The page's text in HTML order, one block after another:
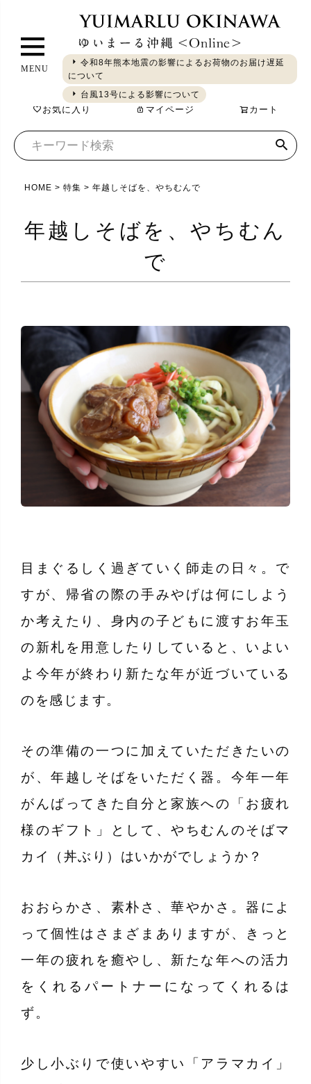
MENU
令和8年熊本地震の影響によるお荷物のお届け遅延
について
台風13号による影響について
やちむん 琉球ガラス シーサー 染織 食品
お気に入り マイページ カート
HOME 特集 年越しそばを、やちむんで
年越しそばを、やちむん
で
目まぐるしく過ぎていく師走の日々。で
すが、帰省の際の手みやげは何にしよう
か考えたり、身内の子どもに渡すお年玉
の新札を用意したりしていると、いよい
よ今年が終わり新たな年が近づいている
のを感じます。
その準備の一つに加えていただきたいの
が、年越しそばをいただく器。今年一年
がんばってきた自分と家族への「お疲れ
様のギフト」として、やちむんのそばマ
カイ（丼ぶり）はいかがでしょうか？
おおらかさ、素朴さ、華やかさ。器によ
って個性はさまざまありますが、きっと
一年の疲れを癒やし、新たな年への活力
をくれるパートナーになってくれるは
ず。
少し小ぶりで使いやすい「アラマカイ」
ジ
へ